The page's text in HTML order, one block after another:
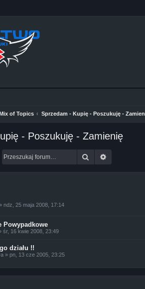
of Topics Sprzedam - Kupię - Poszukuję -
- Poszukuję - Zamienię
Szukaj
ndz, 25 maja 2008, 17:14
Powypadkowe
śr, 16 kwie 2008, 23:49
działu !!
» pn, 13 cze 2005, 23:25